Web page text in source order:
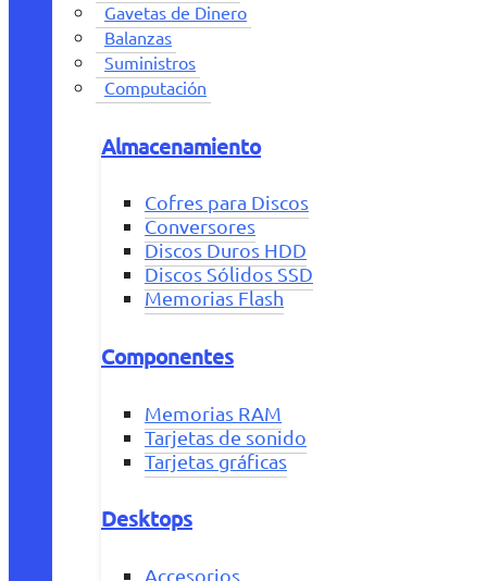
Gavetas de Dinero
Balanzas
Suministros
Computación
Almacenamiento
Cofres para Discos
Conversores
Discos Duros HDD
Discos Sólidos SSD
Memorias Flash
Componentes
Memorias RAM
Tarjetas de sonido
Tarjetas gráficas
Desktops
Accesorios